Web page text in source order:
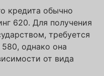
кредита обычно
620. Для получения
требуется
однако она
от вида